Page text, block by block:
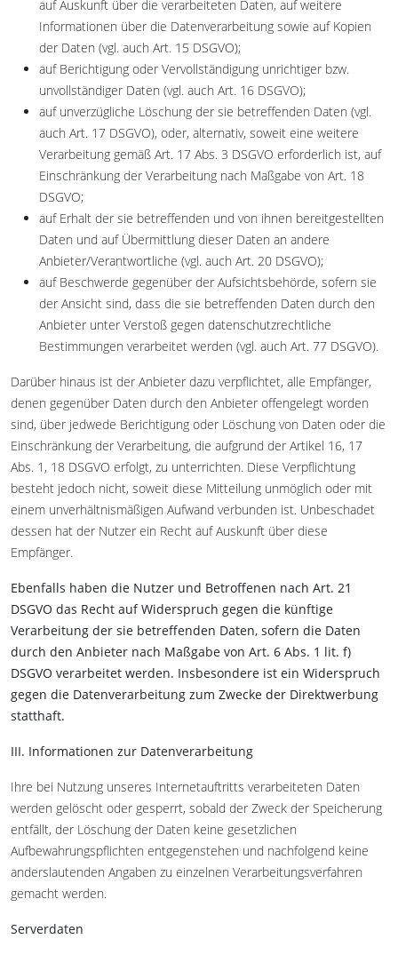
auf Auskunft über die verarbeiteten Daten, auf weitere
Informationen über die Datenverarbeitung sowie auf Kopien
der Daten (vgl. auch Art. 15 DSGVO);
auf Berichtigung oder Vervollständigung unrichtiger bzw.
unvollständiger Daten (vgl. auch Art. 16 DSGVO);
auf unverzügliche Löschung der sie betreffenden Daten (vgl.
auch Art. 17 DSGVO), oder, alternativ, soweit eine weitere
Verarbeitung gemäß Art. 17 Abs. 3 DSGVO erforderlich ist, auf
Einschränkung der Verarbeitung nach Maßgabe von Art. 18
DSGVO;
auf Erhalt der sie betreffenden und von ihnen bereitgestellten
Daten und auf Übermittlung dieser Daten an andere
Anbieter/Verantwortliche (vgl. auch Art. 20 DSGVO);
auf Beschwerde gegenüber der Aufsichtsbehörde, sofern sie
der Ansicht sind, dass die sie betreffenden Daten durch den
Anbieter unter Verstoß gegen datenschutzrechtliche
Bestimmungen verarbeitet werden (vgl. auch Art. 77 DSGVO).
Darüber hinaus ist der Anbieter dazu verpflichtet, alle Empfänger,
denen gegenüber Daten durch den Anbieter offengelegt worden
sind, über jedwede Berichtigung oder Löschung von Daten oder die
Einschränkung der Verarbeitung, die aufgrund der Artikel 16, 17
Abs. 1, 18 DSGVO erfolgt, zu unterrichten. Diese Verpflichtung
besteht jedoch nicht, soweit diese Mitteilung unmöglich oder mit
einem unverhältnismäßigen Aufwand verbunden ist. Unbeschadet
dessen hat der Nutzer ein Recht auf Auskunft über diese
Empfänger.
Ebenfalls haben die Nutzer und Betroffenen nach Art. 21
DSGVO das Recht auf Widerspruch gegen die künftige
Verarbeitung der sie betreffenden Daten, sofern die Daten
durch den Anbieter nach Maßgabe von Art. 6 Abs. 1 lit. f)
DSGVO verarbeitet werden. Insbesondere ist ein Widerspruch
gegen die Datenverarbeitung zum Zwecke der Direktwerbung
statthaft.
III. Informationen zur Datenverarbeitung
Ihre bei Nutzung unseres Internetauftritts verarbeiteten Daten
werden gelöscht oder gesperrt, sobald der Zweck der Speicherung
entfällt, der Löschung der Daten keine gesetzlichen
Aufbewahrungspflichten entgegenstehen und nachfolgend keine
anderslautenden Angaben zu einzelnen Verarbeitungsverfahren
gemacht werden.
Serverdaten